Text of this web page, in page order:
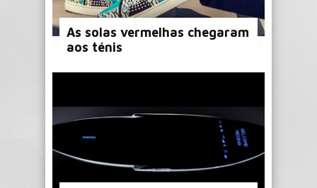
As solas vermelhas chegaram
aos ténis